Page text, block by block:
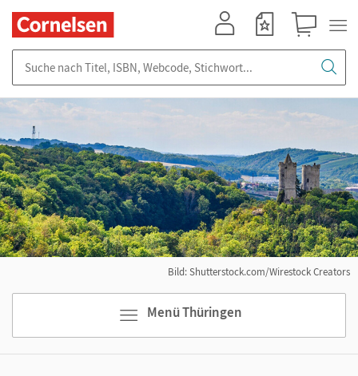
Menü Thüringen
Bild: Shutterstock.com/Wirestock Creators